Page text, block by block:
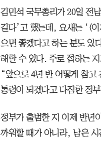
김민석 국무총리가 20일 전
길다’고 했는데, 요새는 ‘(
으면 좋겠다고 하는 분도 있
해할 수 있다. 주로 접하는
“앞으로 4년 반 어떻게 참고
통령이 되겠다고 다짐한 정
정부가 출범한 지 이제 반년
까워할 때가 아니라, 남은 시